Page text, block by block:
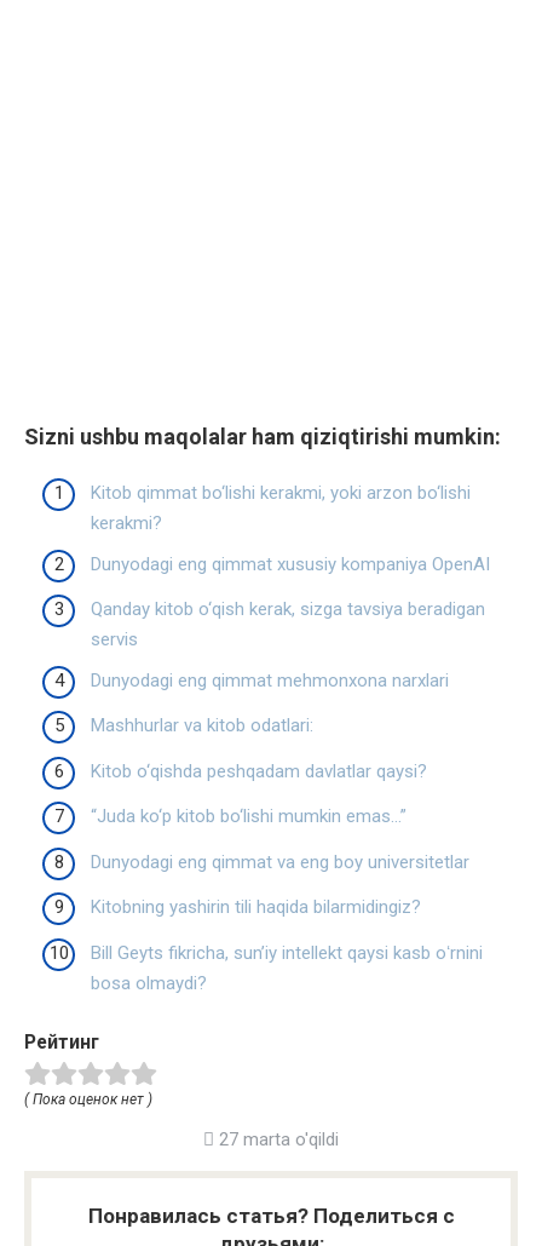
Sizni ushbu maqolalar ham qiziqtirishi mumkin:
Kitob qimmat bo‘lishi kerakmi, yoki arzon bo‘lishi
kerakmi?
Dunyodagi eng qimmat xususiy kompaniya OpenAI
Qanday kitob o‘qish kerak, sizga tavsiya beradigan
servis
Dunyodagi eng qimmat mehmonxona narxlari
Mashhurlar va kitob odatlari:
Kitob o‘qishda peshqadam davlatlar qaysi?
“Juda ko‘p kitob bo‘lishi mumkin emas…”
Dunyodagi eng qimmat va eng boy universitetlar
Kitobning yashirin tili haqida bilarmidingiz?
Bill Geyts fikricha, sunʼiy intellekt qaysi kasb oʻrnini
bosa olmaydi?
Рейтинг
( Пока оценок нет )
27 marta o'qildi
Понравилась статья? Поделиться с